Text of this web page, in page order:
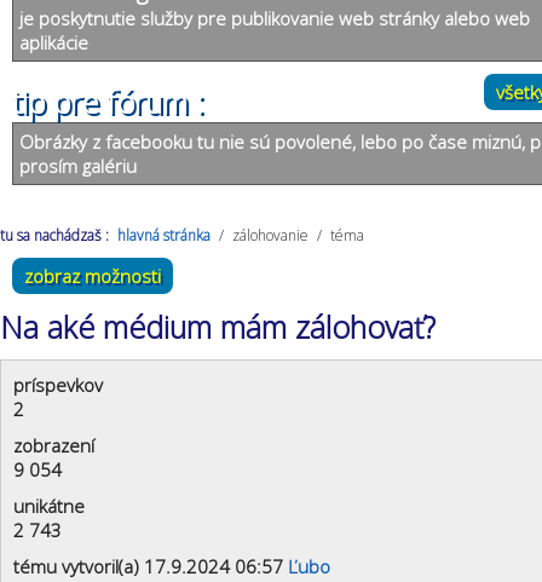
je poskytnutie služby pre publikovanie web stránky alebo web
aplikácie
tip pre fórum :
Obrázky z facebooku tu nie sú povolené, lebo po čase miznú,
prosím galériu
tu sa nachádzaš : hlavná stránka / zálohovanie / téma
zobraz možnosti
Na aké médium mám zálohovať?
príspevkov
2
zobrazení
9 054
unikátne
2 743
tému vytvoril(a) 17.9.2024 06:57 Ľubo